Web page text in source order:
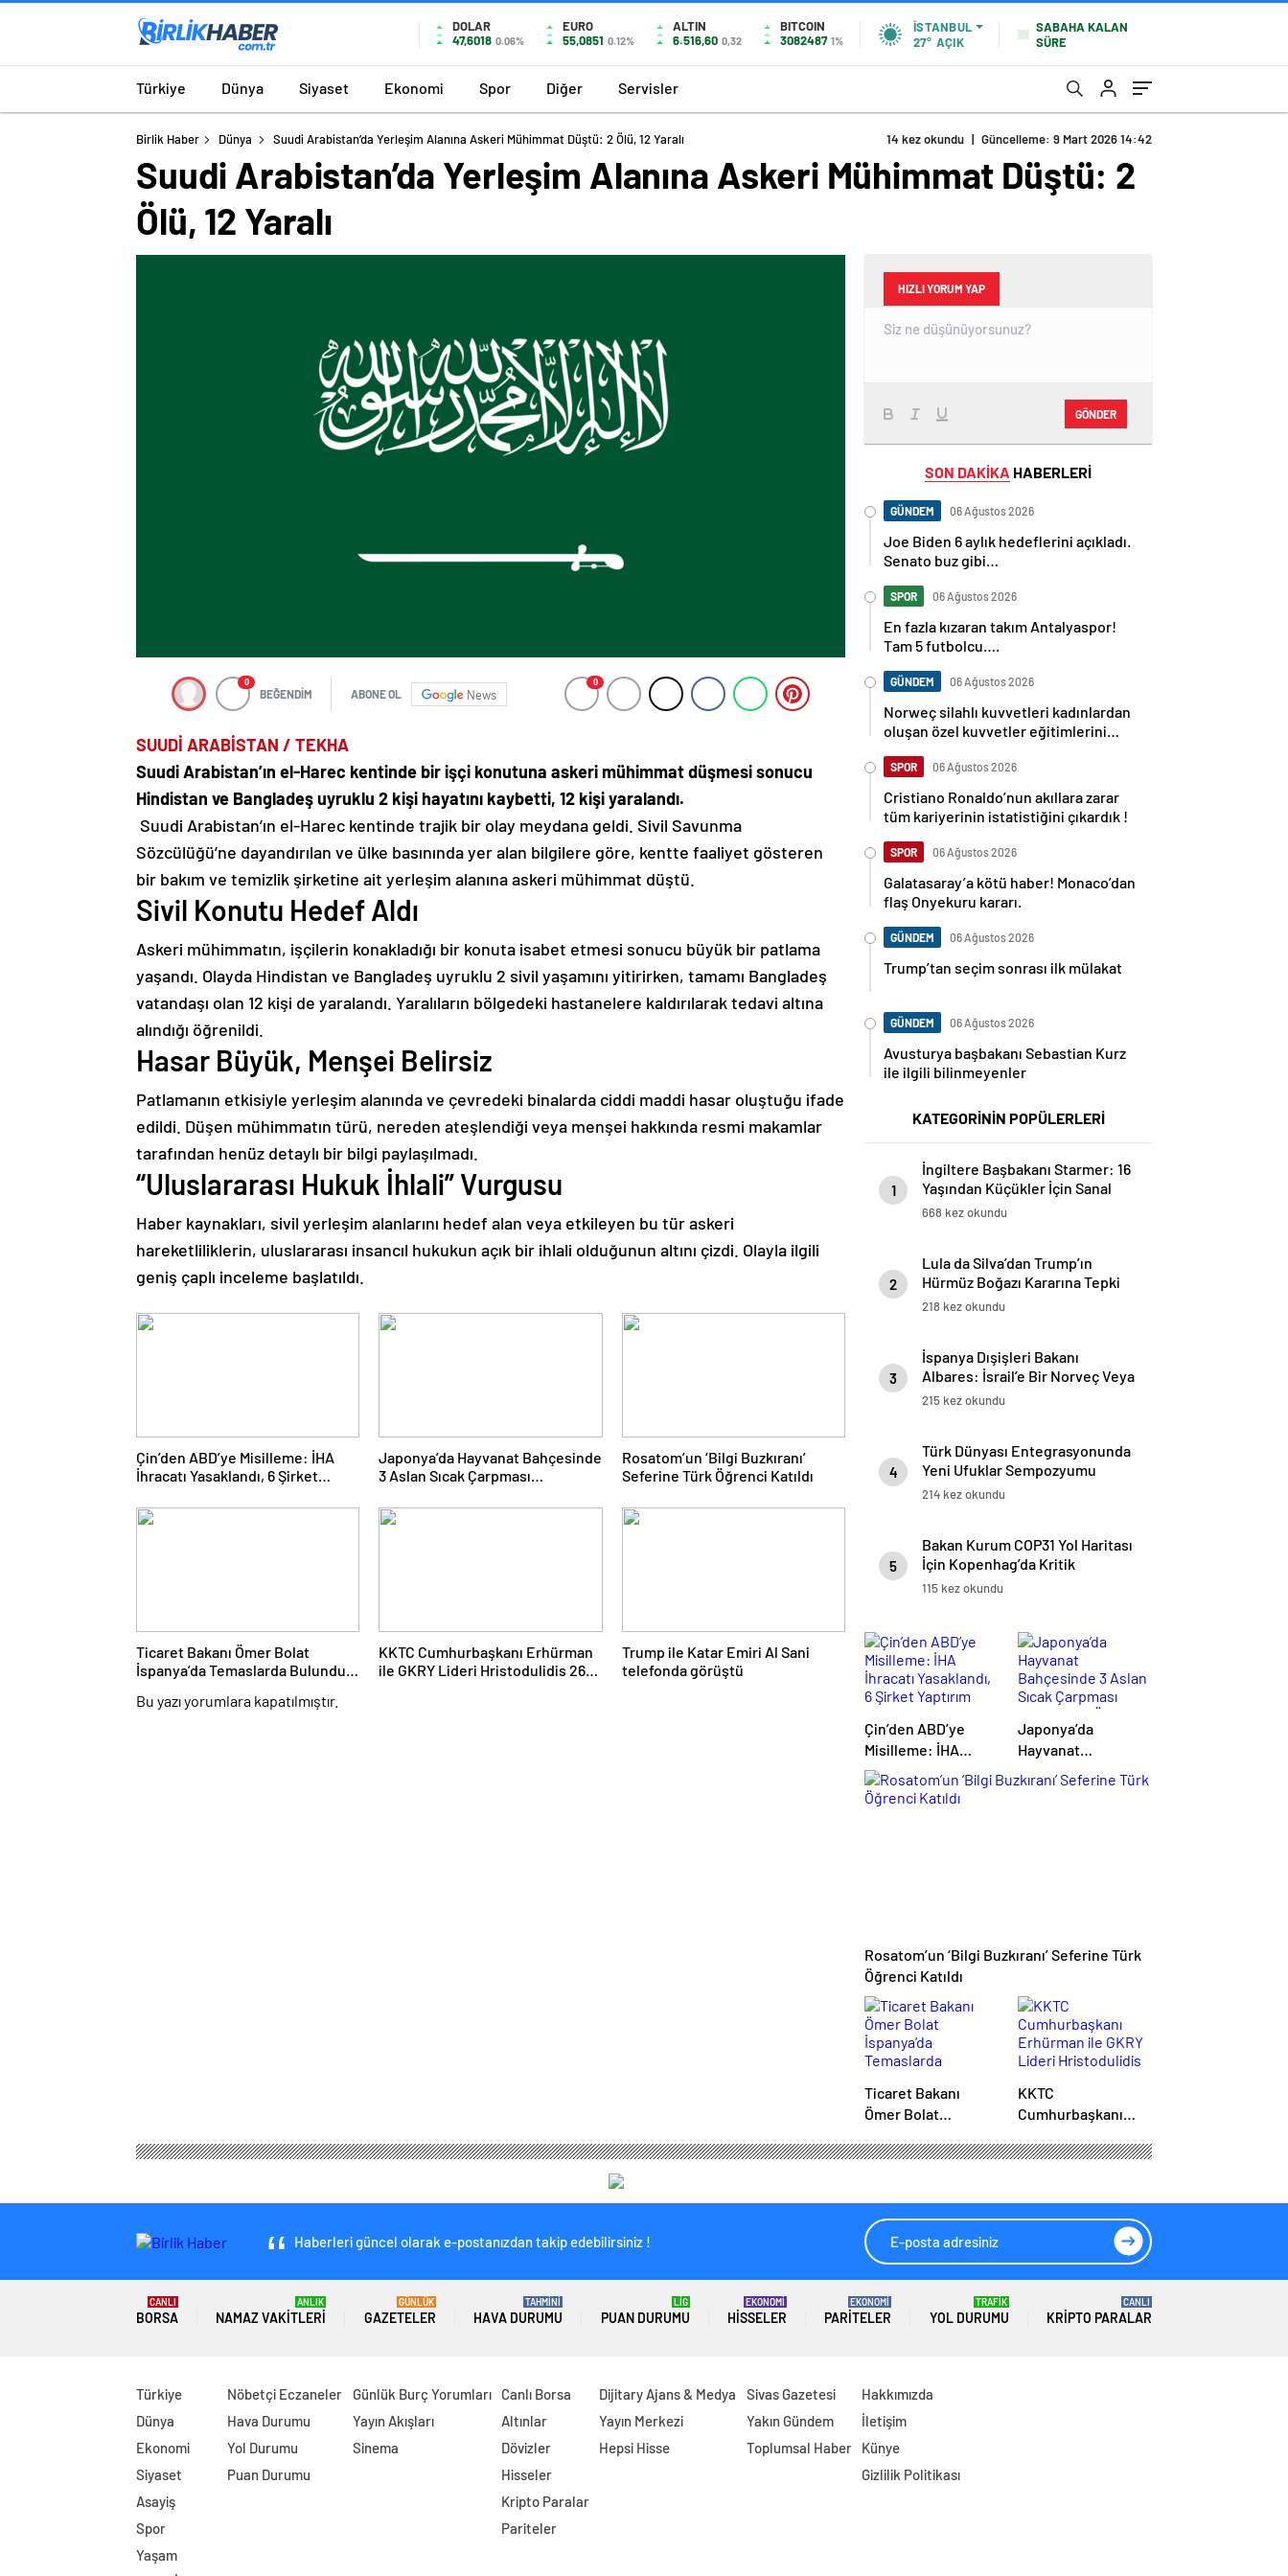
DOLAR
47,6018 0.06%
EURO
55,0851 0.12%
ALTIN
6.516,60 0,32
BITCOIN
3082487 1%
İSTANBUL
27° AÇIK
SABAHA KALAN
SÜRE
Türkiye Dünya Siyaset Ekonomi Spor Diğer Servisler
Birlik Haber Dünya Suudi Arabistan’da Yerleşim Alanına Askeri Mühimmat Düştü: 2 Ölü, 12 Yaralı 14 kez okundu | Güncelleme: 9 Mart 2026 14:42
Suudi Arabistan’da Yerleşim Alanına Askeri Mühimmat Düştü: 2
Ölü, 12 Yaralı
0
BEĞENDİM ABONE OL News
0
SUUDİ ARABİSTAN / TEKHA
Suudi Arabistan’ın el-Harec kentinde bir işçi konutuna askeri mühimmat düşmesi sonucu
Hindistan ve Bangladeş uyruklu 2 kişi hayatını kaybetti, 12 kişi yaralandı.
Suudi Arabistan’ın el-Harec kentinde trajik bir olay meydana geldi. Sivil Savunma
Sözcülüğü’ne dayandırılan ve ülke basınında yer alan bilgilere göre, kentte faaliyet gösteren
bir bakım ve temizlik şirketine ait yerleşim alanına askeri mühimmat düştü.
Sivil Konutu Hedef Aldı
Askeri mühimmatın, işçilerin konakladığı bir konuta isabet etmesi sonucu büyük bir patlama
yaşandı. Olayda Hindistan ve Bangladeş uyruklu 2 sivil yaşamını yitirirken, tamamı Bangladeş
vatandaşı olan 12 kişi de yaralandı. Yaralıların bölgedeki hastanelere kaldırılarak tedavi altına
alındığı öğrenildi.
Hasar Büyük, Menşei Belirsiz
Patlamanın etkisiyle yerleşim alanında ve çevredeki binalarda ciddi maddi hasar oluştuğu ifade
edildi. Düşen mühimmatın türü, nereden ateşlendiği veya menşei hakkında resmi makamlar
tarafından henüz detaylı bir bilgi paylaşılmadı.
“Uluslararası Hukuk İhlali” Vurgusu
Haber kaynakları, sivil yerleşim alanlarını hedef alan veya etkileyen bu tür askeri
hareketliliklerin, uluslararası insancıl hukukun açık bir ihlali olduğunun altını çizdi. Olayla ilgili
geniş çaplı inceleme başlatıldı.
Çin’den ABD’ye Misilleme: İHA
İhracatı Yasaklandı, 6 Şirket
Japonya’da Hayvanat Bahçesinde
3 Aslan Sıcak Çarpması
Rosatom’un ‘Bilgi Buzkıranı’
Seferine Türk Öğrenci Katıldı
Ticaret Bakanı Ömer Bolat
İspanya’da Temaslarda Bulundu:
Hacmi
KKTC Cumhurbaşkanı Erhürman
ile GKRY Lideri Hristodulidis 26
Trump ile Katar Emiri Al Sani
telefonda görüştü
Bu yazı yorumlara kapatılmıştır.
HIZLI YORUM YAP
GÖNDER
SON DAKİKA HABERLERİ
GÜNDEM 06 Ağustos 2026
Joe Biden 6 aylık hedeflerini açıkladı.
Senato buz gibi…
SPOR 06 Ağustos 2026
En fazla kızaran takım Antalyaspor!
Tam 5 futbolcu….
GÜNDEM 06 Ağustos 2026
Norweç silahlı kuvvetleri kadınlardan
oluşan özel kuvvetler eğitimlerini
SPOR 06 Ağustos 2026
Cristiano Ronaldo’nun akıllara zarar
tüm kariyerinin istatistiğini çıkardık !
SPOR 06 Ağustos 2026
Galatasaray’a kötü haber! Monaco’dan
flaş Onyekuru kararı.
GÜNDEM 06 Ağustos 2026
Trump’tan seçim sonrası ilk mülakat
GÜNDEM 06 Ağustos 2026
Avusturya başbakanı Sebastian Kurz
ile ilgili bilinmeyenler
KATEGORİNİN POPÜLERLERİ
1
İngiltere Başbakanı Starmer: 16
Yaşından Küçükler İçin Sanal
Medya Yasaklanacak
668 kez okundu
2
Lula da Silva’dan Trump’ın
Hürmüz Boğazı Kararına Tepki
218 kez okundu
3
İspanya Dışişleri Bakanı
Albares: İsrail’e Bir Norveç Veya
İzlanda’ya Davrandığımız Gibi
215 kez okundu
4
Türk Dünyası Entegrasyonunda
Yeni Ufuklar Sempozyumu
Ankara’da Gerçekleştirildi
214 kez okundu
5
Bakan Kurum COP31 Yol Haritası
İçin Kopenhag’da Kritik
Temaslarda Bulundu
115 kez okundu
Çin’den ABD’ye
Misilleme: İHA
İhracatı Yasaklandı,
6 Şirket Yaptırım
Listesinde
Japonya’da
Hayvanat
Bahçesinde 3 Aslan
Sıcak Çarpması
Rosatom’un ‘Bilgi Buzkıranı’ Seferine Türk
Öğrenci Katıldı
Ticaret Bakanı
Ömer Bolat
Temaslarda
Hacmi
KKTC
Cumhurbaşkanı
Lideri Hristodulidis
Haberleri güncel olarak e-postanızdan takip edebilirsiniz !
BORSA
CANLI
NAMAZ VAKITLERI
ANLIK
GAZETELER
GÜNLÜK
HAVA DURUMU
TAHMİNİ
PUAN DURUMU
LİG
HISSELER
EKONOMİ
PARITELER
EKONOMİ
YOL DURUMU
TRAFİK
KRIPTO PARALAR
CANLI
Türkiye
Dünya
Ekonomi
Siyaset
Asayiş
Spor
Yaşam
Nöbetçi Eczaneler
Hava Durumu
Yol Durumu
Puan Durumu
Günlük Burç Yorumları
Yayın Akışları
Sinema
Canlı Borsa
Altınlar
Dövizler
Hisseler
Kripto Paralar
Pariteler
Dijitary Ajans & Medya
Yayın Merkezi
Hepsi Hisse
Sivas Gazetesi
Yakın Gündem
Toplumsal Haber
Hakkımızda
İletişim
Künye
Gizlilik Politikası